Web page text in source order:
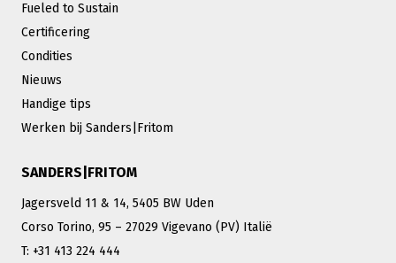
Fueled to Sustain
Certificering
Condities
Nieuws
Handige tips
Werken bij Sanders|Fritom
SANDERS|FRITOM
Jagersveld 11 & 14, 5405 BW Uden
Corso Torino, 95 – 27029 Vigevano (PV) Italië
T: +31 413 224 444